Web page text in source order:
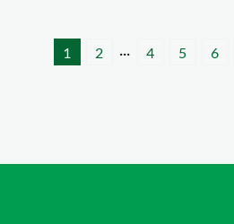
1 2 ··· 4 5 6